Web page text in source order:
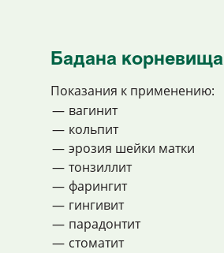
Бадана корневища
Показания к применению:
вагинит
кольпит
эрозия шейки матки
тонзиллит
фарингит
гингивит
парадонтит
стоматит